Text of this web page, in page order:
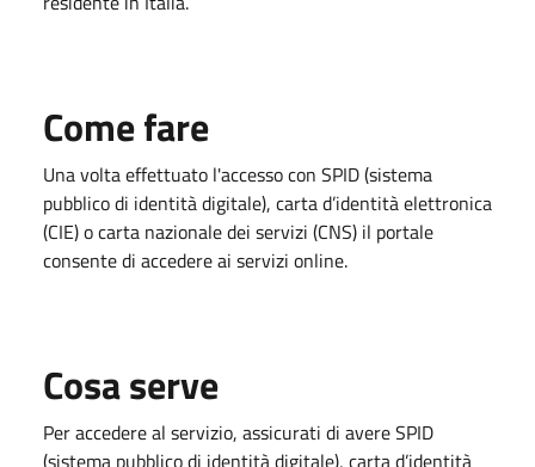
Come fare
Una volta effettuato l'accesso con SPID (sistema
pubblico di identità digitale), carta d’identità elettronica
(CIE) o carta nazionale dei servizi (CNS) il portale
consente di accedere ai servizi online.
Cosa serve
Per accedere al servizio, assicurati di avere SPID
(sistema pubblico di identità digitale), carta d’identità